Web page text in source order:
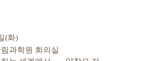
(화)
과학원 회의실